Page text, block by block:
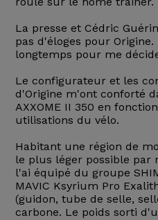
La presse et Cédric
pas d'éloges pour
longtemps pour me
Le configurateur et les
d'Origine m'ont conforté
AXXOME II 350 en
utilisations du vélo.
Habitant une région de
le plus léger possible par
l'ai équipé du groupe
MAVIC Ksyrium Pro
(guidon, tube de selle,
carbone. Le poids sorti